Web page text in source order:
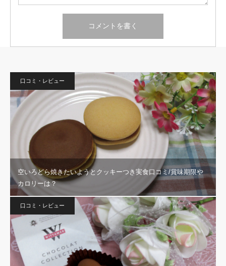
口コミ・レビュー
空いろどら焼きたいようとクッキーつき実食口コミ/賞味期限や
カロリーは？
口コミ・レビュー